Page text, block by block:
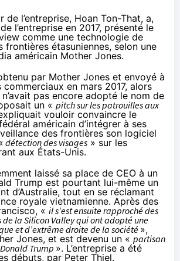
de l’entreprise, Hoan Ton-That, a,
l’entreprise en 2017, présenté le
comme une technologie de
frontières étasuniennes, selon une
américain Mother Jones.
par Mother Jones et envoyé à
en mars 2017, alors
n’avait pas encore adopté le nom de
un « pitch sur les patrouilles aux
vouloir convaincre le
américain d’intégrer à ses
des frontières son logiciel
détection des visages » sur les
aux États-Unis.
laissé sa place de CEO à un
Trump est pourtant lui-même un
d’Australie, tout en se réclamant
royale vietnamienne. Après des
« il s’est ensuite rapproché des
la Silicon Valley qui ont adopté une
et d’extrême droite de la société »,
Jones, et est devenu un « partisan
Trump ». L’entreprise a été
débuts, par Peter Thiel.